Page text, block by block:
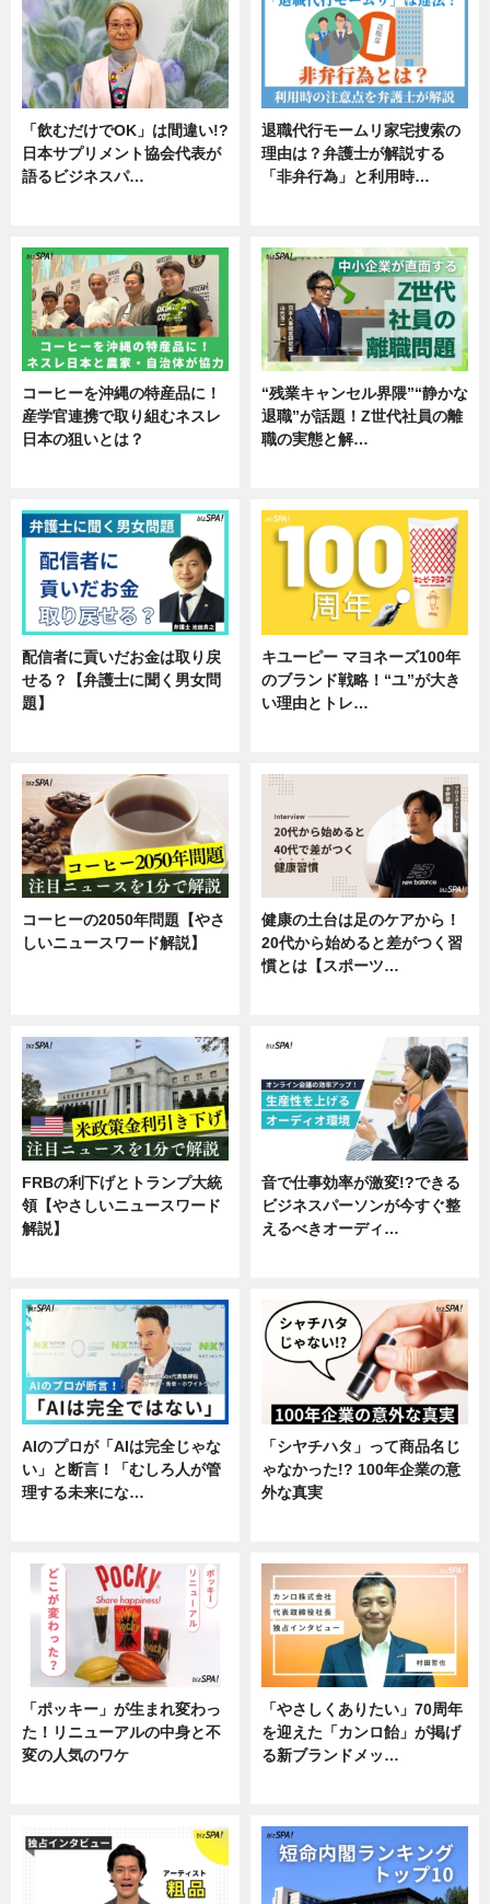
「飲むだけでOK」は間違い!?
日本サプリメント協会代表が
語るビジネスパ…
退職代行モームリ家宅捜索の
理由は？弁護士が解説する
「非弁行為」と利用時…
コーヒーを沖縄の特産品に！
産学官連携で取り組むネスレ
日本の狙いとは？
“残業キャンセル界隈”“静かな
退職”が話題！Z世代社員の離
職の実態と解…
配信者に貢いだお金は取り戻
せる？【弁護士に聞く男女問
題】
キユーピー マヨネーズ100年
のブランド戦略！“ユ”が大き
い理由とトレ…
コーヒーの2050年問題【やさ
しいニュースワード解説】
健康の土台は足のケアから！
20代から始めると差がつく習
慣とは【スポーツ…
FRBの利下げとトランプ大統
領【やさしいニュースワード
解説】
音で仕事効率が激変!?できる
ビジネスパーソンが今すぐ整
えるべきオーディ…
AIのプロが「AIは完全じゃな
い」と断言！「むしろ人が管
理する未来にな…
「シヤチハタ」って商品名じ
ゃなかった!? 100年企業の意
外な真実
「ポッキー」が生まれ変わっ
た！リニューアルの中身と不
変の人気のワケ
「やさしくありたい」70周年
を迎えた「カンロ飴」が掲げ
る新ブランドメッ…